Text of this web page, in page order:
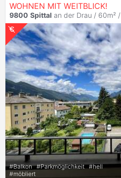
WOHNEN MIT WEITBLICK!
9800 Spittal an der Drau / 60m² /
#Balkon #Parkmöglichkeit #hell
#möbliert